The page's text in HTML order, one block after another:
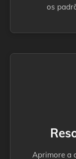
os
Aprimore a